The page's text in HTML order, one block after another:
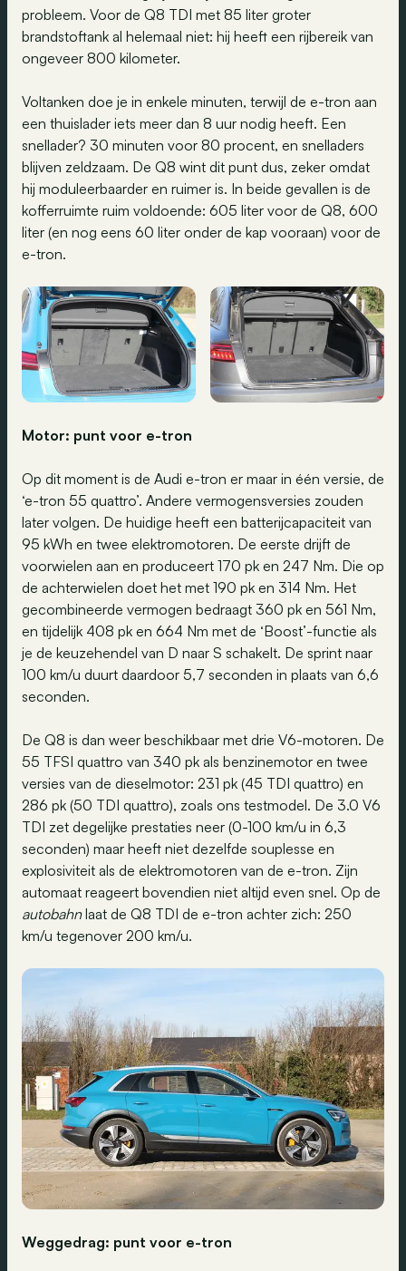
probleem. Voor de Q8 TDI met 85 liter groter
brandstoftank al helemaal niet: hij heeft een rijbereik van
ongeveer 800 kilometer.
Voltanken doe je in enkele minuten, terwijl de e-tron aan
een thuislader iets meer dan 8 uur nodig heeft. Een
snellader? 30 minuten voor 80 procent, en snelladers
blijven zeldzaam. De Q8 wint dit punt dus, zeker omdat
hij moduleerbaarder en ruimer is. In beide gevallen is de
kofferruimte ruim voldoende: 605 liter voor de Q8, 600
liter (en nog eens 60 liter onder de kap vooraan) voor de
e-tron.
Motor: punt voor e-tron
Op dit moment is de Audi e-tron er maar in één versie, de
‘e-tron 55 quattro’. Andere vermogensversies zouden
later volgen. De huidige heeft een batterijcapaciteit van
95 kWh en twee elektromotoren. De eerste drijft de
voorwielen aan en produceert 170 pk en 247 Nm. Die op
de achterwielen doet het met 190 pk en 314 Nm. Het
gecombineerde vermogen bedraagt 360 pk en 561 Nm,
en tijdelijk 408 pk en 664 Nm met de ‘Boost’-functie als
je de keuzehendel van D naar S schakelt. De sprint naar
100 km/u duurt daardoor 5,7 seconden in plaats van 6,6
seconden.
De Q8 is dan weer beschikbaar met drie V6-motoren. De
55 TFSI quattro van 340 pk als benzinemotor en twee
versies van de dieselmotor: 231 pk (45 TDI quattro) en
286 pk (50 TDI quattro), zoals ons testmodel. De 3.0 V6
TDI zet degelijke prestaties neer (0-100 km/u in 6,3
seconden) maar heeft niet dezelfde souplesse en
explosiviteit als de elektromotoren van de e-tron. Zijn
automaat reageert bovendien niet altijd even snel. Op de
autobahnlaat de Q8 TDI de e-tron achter zich: 250
km/u tegenover 200 km/u.
Weggedrag: punt voor e-tron